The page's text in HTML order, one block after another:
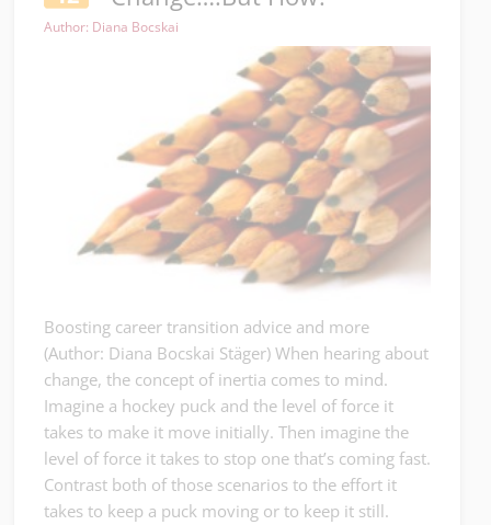
Author: Diana Bocskai
Boosting career transition advice and more
(Author: Diana Bocskai Stäger) When hearing about
change, the concept of inertia comes to mind.
Imagine a hockey puck and the level of force it
takes to make it move initially. Then imagine the
level of force it takes to stop one that’s coming fast.
Contrast both of those scenarios to the effort it
takes to keep a puck moving or to keep it still.